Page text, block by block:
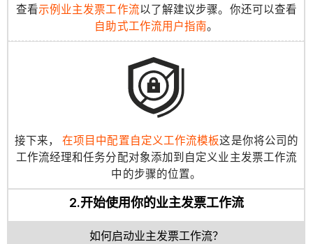
查看示例业主发票工作流以了解建议步骤。你还可以查看
自助式工作流用户指南。
接下来，在项目中配置自定义工作流模板这是你将公司的
工作流经理和任务分配对象添加到自定义业主发票工作流
中的步骤的位置。
2.开始使用你的业主发票工作流
如何启动业主发票工作流？